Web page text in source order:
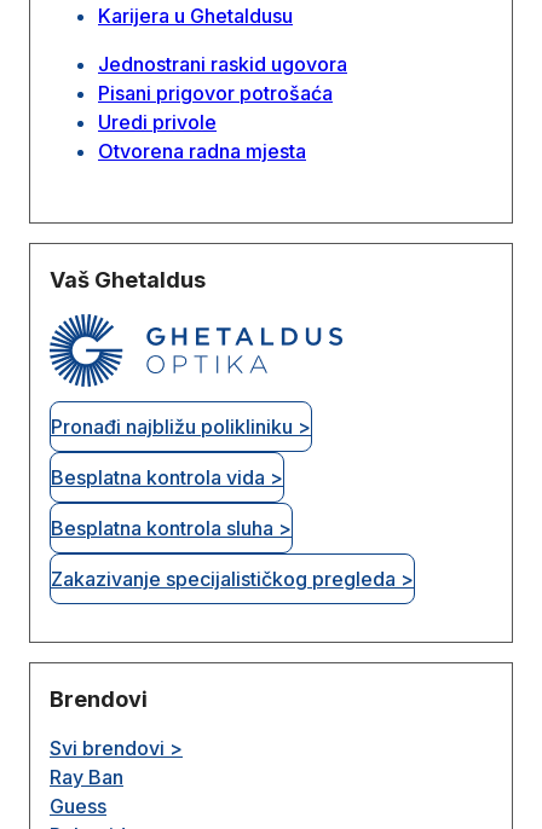
Karijera u Ghetaldusu
Jednostrani raskid ugovora
Pisani prigovor potrošaća
Uredi privole
Otvorena radna mjesta
Vaš Ghetaldus
Pronađi najbližu polikliniku >
Besplatna kontrola vida >
Besplatna kontrola sluha >
Zakazivanje specijalističkog pregleda >
Brendovi
Svi brendovi >
Ray Ban
Guess